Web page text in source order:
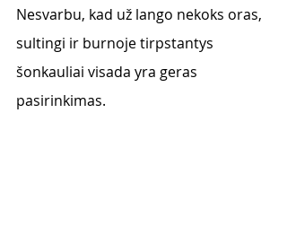
Nesvarbu, kad už lango nekoks oras,
sultingi ir burnoje tirpstantys
šonkauliai visada yra geras
pasirinkimas.